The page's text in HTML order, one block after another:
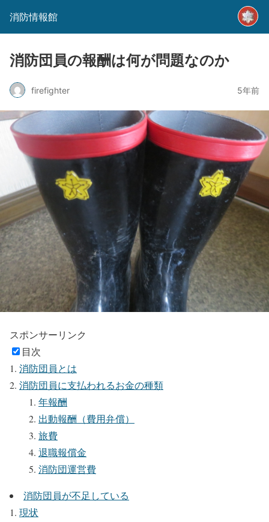
消防情報館
消防団員の報酬は何が問題なのか
firefighter 5年前
スポンサーリンク
目次
消防団員とは
消防団員に支払われるお金の種類
年報酬
出動報酬（費用弁償）
旅費
退職報償金
消防団運営費
消防団員が不足している
現状